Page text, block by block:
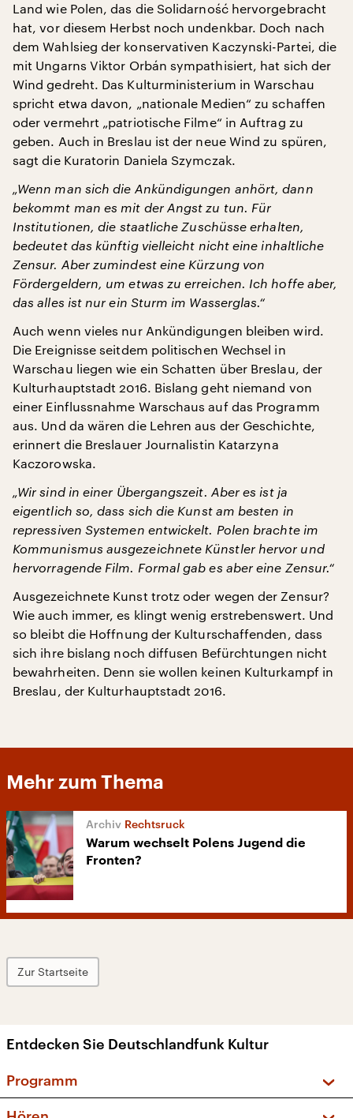
Land wie Polen, das die Solidarność hervorgebracht
hat, vor diesem Herbst noch undenkbar. Doch nach
dem Wahlsieg der konservativen Kaczynski-Partei, die
mit Ungarns Viktor Orbán sympathisiert, hat sich der
Wind gedreht. Das Kulturministerium in Warschau
spricht etwa davon, „nationale Medien“ zu schaffen
oder vermehrt „patriotische Filme“ in Auftrag zu
geben. Auch in Breslau ist der neue Wind zu spüren,
sagt die Kuratorin Daniela Szymczak.
„Wenn man sich die Ankündigungen anhört, dann
bekommt man es mit der Angst zu tun. Für
Institutionen, die staatliche Zuschüsse erhalten,
bedeutet das künftig vielleicht nicht eine inhaltliche
Zensur. Aber zumindest eine Kürzung von
Fördergeldern, um etwas zu erreichen. Ich hoffe aber,
das alles ist nur ein Sturm im Wasserglas.“
Auch wenn vieles nur Ankündigungen bleiben wird.
Die Ereignisse seitdem politischen Wechsel in
Warschau liegen wie ein Schatten über Breslau, der
Kulturhauptstadt 2016. Bislang geht niemand von
einer Einflussnahme Warschaus auf das Programm
aus. Und da wären die Lehren aus der Geschichte,
erinnert die Breslauer Journalistin Katarzyna
Kaczorowska.
„Wir sind in einer Übergangszeit. Aber es ist ja
eigentlich so, dass sich die Kunst am besten in
repressiven Systemen entwickelt. Polen brachte im
Kommunismus ausgezeichnete Künstler hervor und
hervorragende Film. Formal gab es aber eine Zensur.“
Ausgezeichnete Kunst trotz oder wegen der Zensur?
Wie auch immer, es klingt wenig erstrebenswert. Und
so bleibt die Hoffnung der Kulturschaffenden, dass
sich ihre bislang noch diffusen Befürchtungen nicht
bewahrheiten. Denn sie wollen keinen Kulturkampf in
Breslau, der Kulturhauptstadt 2016.
Mehr zum Thema
Rechtsruck
Warum wechselt Polens Jugend die
Fronten?
Zur Startseite
Entdecken Sie Deutschlandfunk Kultur
Programm